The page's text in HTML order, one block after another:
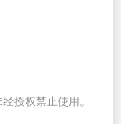
授权禁止使用。